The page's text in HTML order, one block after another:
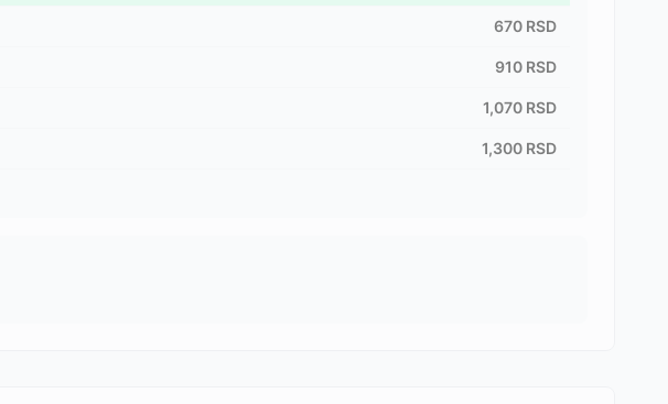
670 RSD
910 RSD
1,070 RSD
1,300 RSD